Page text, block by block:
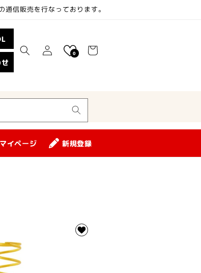
信販売を行なっております。
グ
イ
0
ー
イページ 新規登録